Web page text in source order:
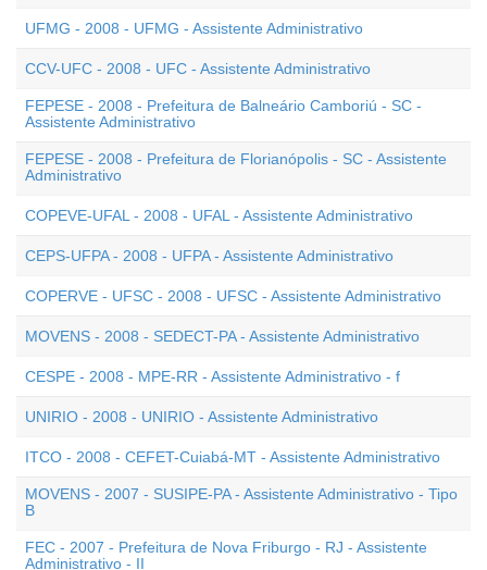
UFMG - 2008 - UFMG - Assistente Administrativo
CCV-UFC - 2008 - UFC - Assistente Administrativo
FEPESE - 2008 - Prefeitura de Balneário Camboriú - SC -
Assistente Administrativo
FEPESE - 2008 - Prefeitura de Florianópolis - SC - Assistente
Administrativo
COPEVE-UFAL - 2008 - UFAL - Assistente Administrativo
CEPS-UFPA - 2008 - UFPA - Assistente Administrativo
COPERVE - UFSC - 2008 - UFSC - Assistente Administrativo
MOVENS - 2008 - SEDECT-PA - Assistente Administrativo
CESPE - 2008 - MPE-RR - Assistente Administrativo - f
UNIRIO - 2008 - UNIRIO - Assistente Administrativo
ITCO - 2008 - CEFET-Cuiabá-MT - Assistente Administrativo
MOVENS - 2007 - SUSIPE-PA - Assistente Administrativo - Tipo
B
FEC - 2007 - Prefeitura de Nova Friburgo - RJ - Assistente
Administrativo - II